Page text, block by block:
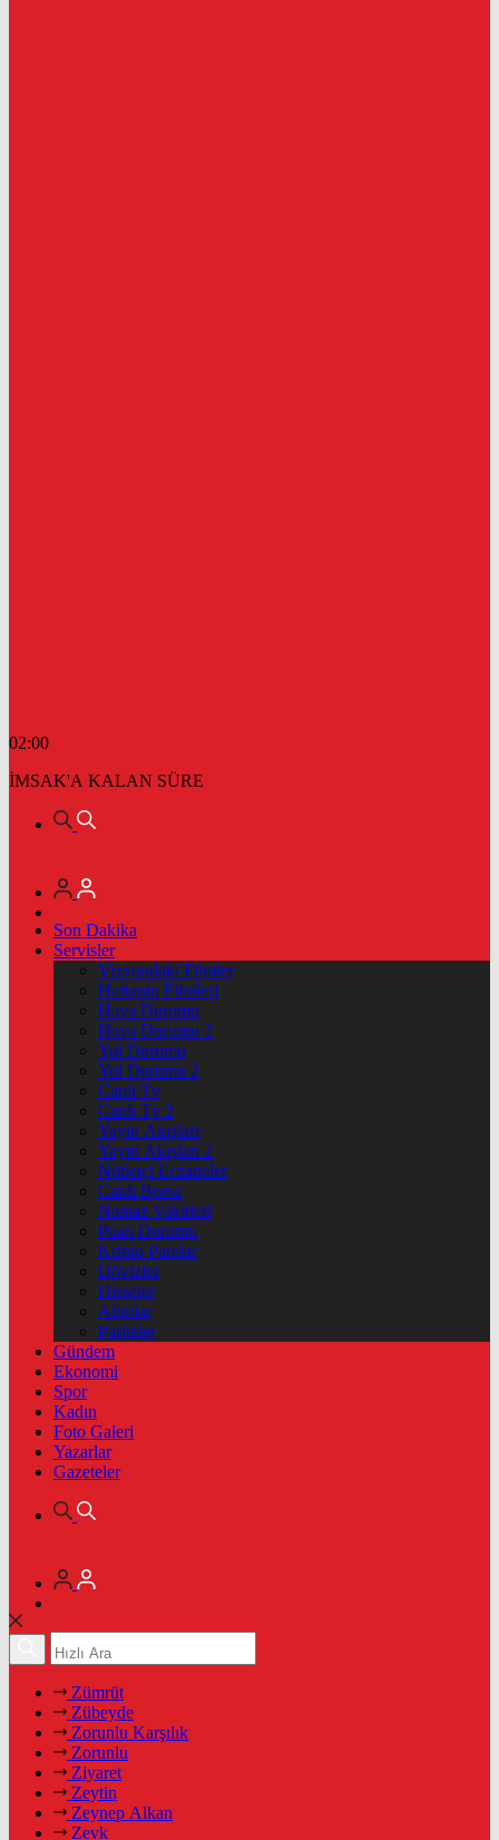
02:00
İMSAK'A KALAN SÜRE
Son Dakika
Servisler
Vizyondaki Filmler
Haftanin Filmleri
Hava Durumu
Hava Durumu 2
Yol Durumu
Yol Durumu 2
Canlı Tv
Canlı Tv 2
Yayın Akışları
Yayın Akışları 2
Nöbetçi Eczaneler
Canlı Borsa
Namaz Vakitleri
Puan Durumu
Kripto Paralar
Dövizler
Hisseler
Altınlar
Pariteler
Gündem
Ekonomi
Spor
Kadın
Foto Galeri
Yazarlar
Gazeteler
Zümrüt
Zübeyde
Zorunlu Karşılık
Zorunlu
Ziyaret
Zeytin
Zeynep Alkan
Zevk